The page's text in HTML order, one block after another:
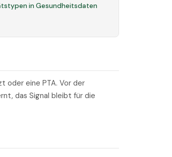
in Gesundheitsdaten
oder eine PTA. Vor der
das Signal bleibt für die